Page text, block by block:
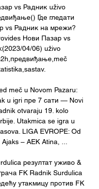
vs Радник uživo
Где гледати
vs Радник на мрежи?
Нови Пазар vs
04/06) uživo
meč u Novom Pazaru:
u igri пре 7 сати — Novi
otvaraju 19. kolo
Utakmica se igra u
LIGA EVROPE: Od
– AEK Atina, ...
резултат уживо &
FK Radnik Surdulica
утакмицу против FK